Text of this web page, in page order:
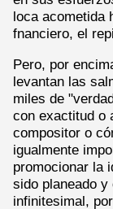
loca acometida
fnanciero, el
Pero, por
levantan las
miles de
con exactitud o
compositor o
igualmente
promocionar la
sido planeado y
infinitesimal,